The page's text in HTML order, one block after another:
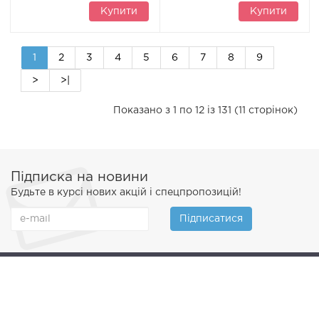
Купити Купити
1 2 3 4 5 6 7 8 9
> >|
Показано з 1 по 12 із 131 (11 сторінок)
Підписка на новини
Будьте в курсі нових акцій і спецпропозицій!
Підписатися